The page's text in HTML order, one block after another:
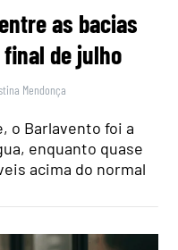
as bacias
de julho
Mendonça
o Barlavento foi a
enquanto quase
acima do normal